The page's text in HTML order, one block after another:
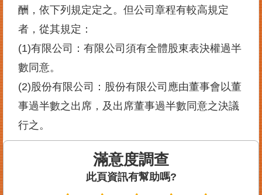
站
導
覽
首
市
酬，依下列規定定之。但公司章程有較高規定
者，從其規定：
(1)有限公司： 有限公司須有全體股東表決權過半
數同意。
(2)股份有限公司：股份有限公司應由董事會以董
事過半數之出席，及出席董事過半數同意之決議
行之。
滿意度調查
此頁資訊有幫助嗎?